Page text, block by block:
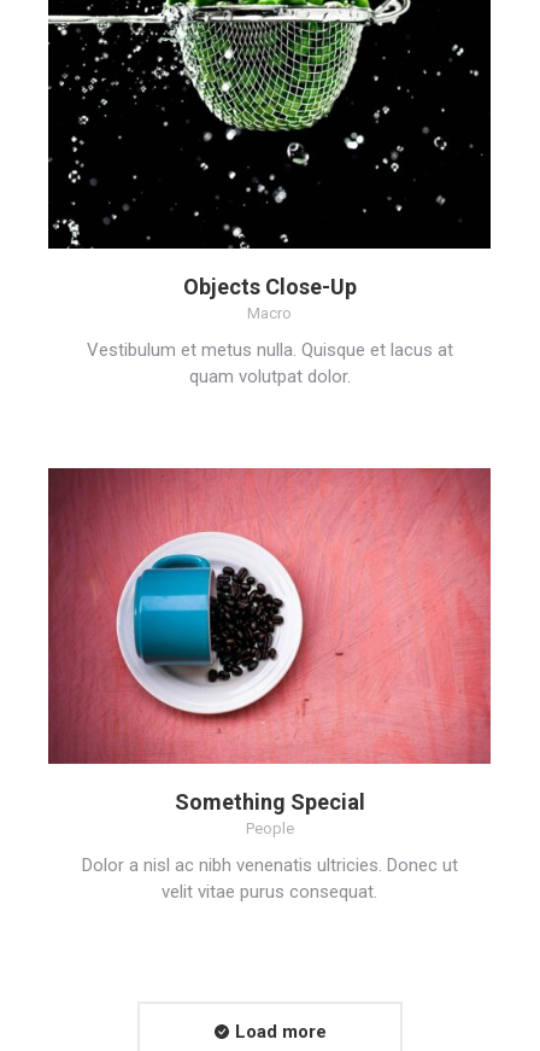
Objects Close-Up
Macro
Vestibulum et metus nulla. Quisque et lacus at
quam volutpat dolor.
Something Special
People
Dolor a nisl ac nibh venenatis ultricies. Donec ut
velit vitae purus consequat.
Load more